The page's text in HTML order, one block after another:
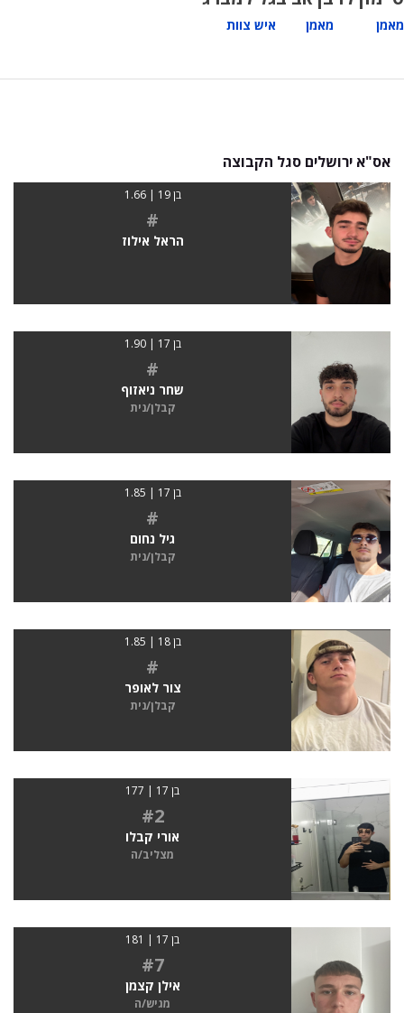
מאמן מאמן איש צוות
אס"א ירושלים סגל הקבוצה
בן 19 | 1.66
#
הראל אילוז
בן 17 | 1.90
#
שחר ניאזוף
קבלן/נית
בן 17 | 1.85
#
גיל נחום
קבלן/נית
בן 18 | 1.85
#
צור לאופר
קבלן/נית
בן 17 | 177
#2
אורי קבלו
מצליב/ה
בן 17 | 181
#7
אילן קצמן
מגיש/ה